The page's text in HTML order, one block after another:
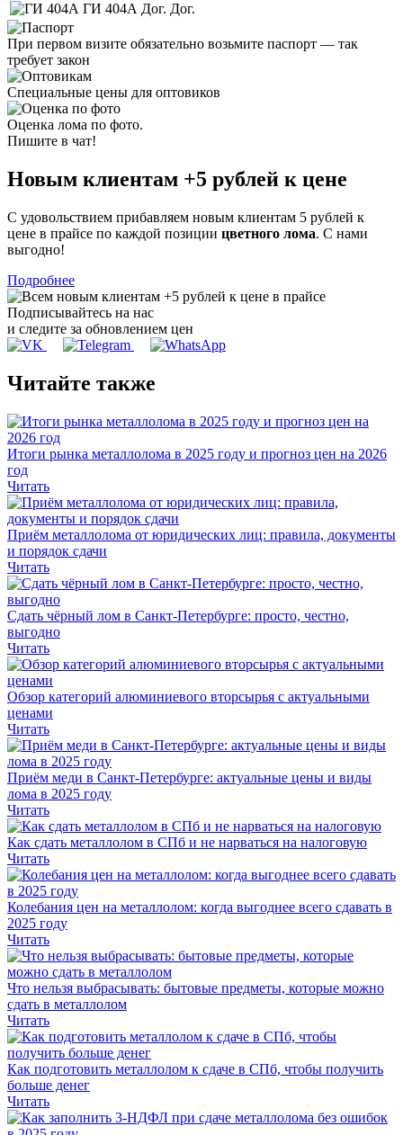
ГИ 404А Дог. Дог.
При первом визите обязательно возьмите паспорт — так
требует закон
Специальные цены для оптовиков
Оценка лома по фото.
Пишите в чат!
Новым клиентам +5 рублей к цене
С удовольствием прибавляем новым клиентам 5 рублей к
цене в прайсе по каждой позиции цветного лома. С нами
выгодно!
Подробнее
Подписывайтесь на нас
и следите за обновлением цен
Читайте также
Итоги рынка металлолома в 2025 году и прогноз цен на 2026
год
Читать
Приём металлолома от юридических лиц: правила, документы
и порядок сдачи
Читать
Сдать чёрный лом в Санкт-Петербурге: просто, честно,
выгодно
Читать
Обзор категорий алюминиевого вторсырья с актуальными
ценами
Читать
Приём меди в Санкт-Петербурге: актуальные цены и виды
лома в 2025 году
Читать
Как сдать металлолом в СПб и не нарваться на налоговую
Читать
Колебания цен на металлолом: когда выгоднее всего сдавать в
2025 году
Читать
Что нельзя выбрасывать: бытовые предметы, которые можно
сдать в металлолом
Читать
Как подготовить металлолом к сдаче в СПб, чтобы получить
больше денег
Читать